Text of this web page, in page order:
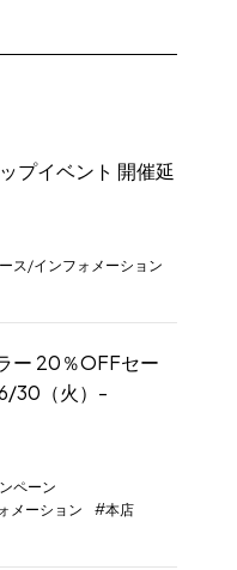
プイベント 開催延
ス/インフォメーション
ー 20％OFFセー
30（火）-
ペーン
メーション
本店